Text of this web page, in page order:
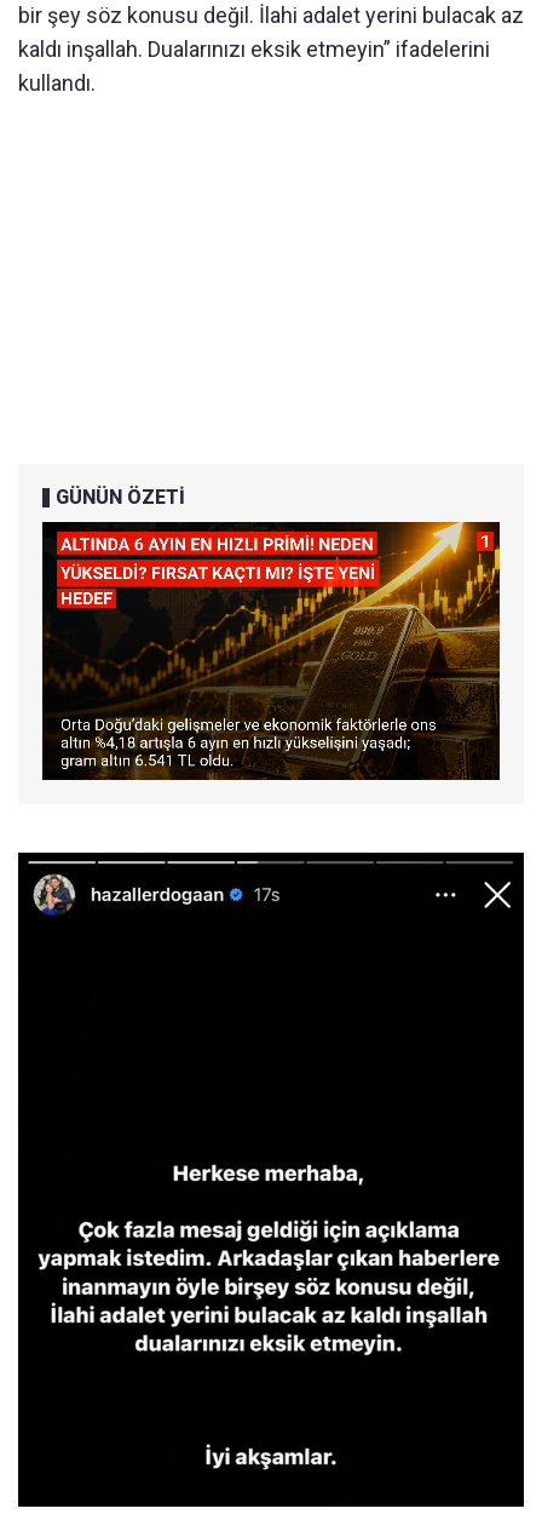
bir şey söz konusu değil. İlahi adalet yerini bulacak az
kaldı inşallah. Dualarınızı eksik etmeyin” ifadelerini
kullandı.
GÜNÜN ÖZETİ